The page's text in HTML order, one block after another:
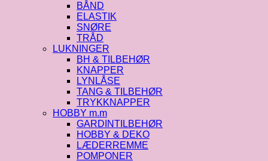
BÅND
ELASTIK
SNØRE
TRÅD
LUKNINGER
BH & TILBEHØR
KNAPPER
LYNLÅSE
TANG & TILBEHØR
TRYKKNAPPER
HOBBY m.m
GARDINTILBEHØR
HOBBY & DEKO
LÆDERREMME
POMPONER